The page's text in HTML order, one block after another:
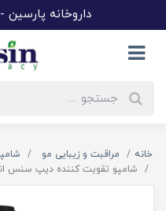
داروخانه
خانه مراقبت و زیبایی مو
شامپو تقویت کننده دیپ سنس